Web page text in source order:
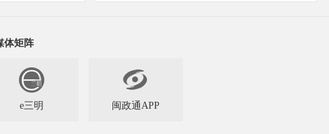
体矩阵
e三明

闽政通APP